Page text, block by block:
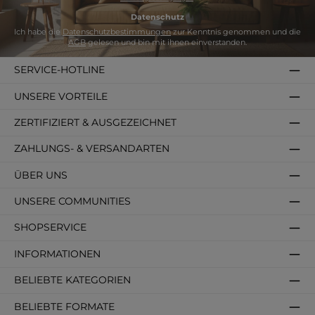
Datenschutz
Ich habe die Datenschutzbestimmungenzur Kenntnis genommen und die
AGBgelesen und bin mit ihnen einverstanden.
SERVICE-HOTLINE
SHOPSERVICE
INFORMATIONEN
BELIEBTE KATEGORIEN
BELIEBTE FORMATE
ZAHLUNGS- & VERSANDARTEN
ÜBER UNS
ZERTIFIZIERT & AUSGEZEICHNET
UNSERE VORTEILE
UNSERE COMMUNITIES